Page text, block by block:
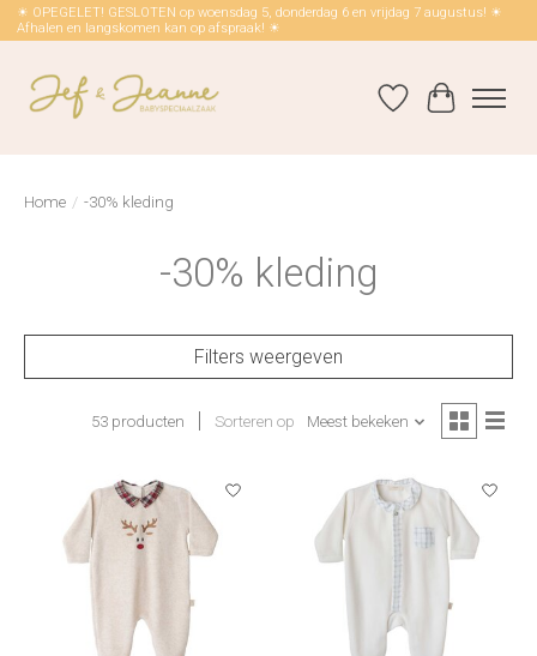
☀ OPEGELET! GESLOTEN op woensdag 5, donderdag 6 en vrijdag 7 augustus! ☀
Afhalen en langskomen kan op afspraak! ☀
Verlanglijst
Home / -30% kleding
-30% kleding
Filters weergeven
53 producten Sorteren op Meest bekeken